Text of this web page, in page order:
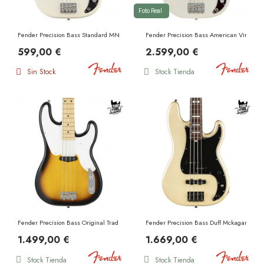
Fender Precision Bass Standard MN Olympic White
599,00 €
Sin Stock
Fender Precision Bass American
2.599,00 €
Foto Real
Stock Tienda
Fender Precision Bass Original Traditional II 50s Japan MN 2 Color Sunburst
1.499,00 €
Stock Tienda
Fender Precision Bass Duff Mckagan
1.669,00 €
Stock Tienda